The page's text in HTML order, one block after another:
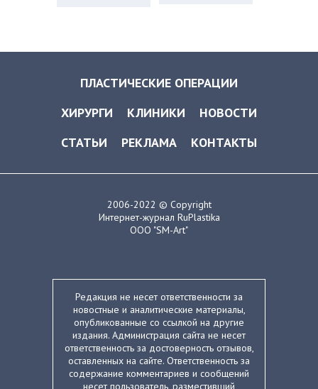
ПЛАСТИЧЕСКИЕ ОПЕРАЦИИ
ХИРУРГИ
КЛИНИКИ
НОВОСТИ
СТАТЬИ
РЕКЛАМА КОНТАКТЫ
2006-2022 © Copyright
Интернет-журнал RuPlastika
ООО "SM-Art"
Редакция не несет ответственности за
новостные и аналитические материалы,
опубликованные со ссылкой на другие
издания. Администрация сайта не несет
ответственность за достоверность отзывов,
оставленных на сайте. Ответственность за
содержание комментариев и сообщений
несет пользователь, разместивший